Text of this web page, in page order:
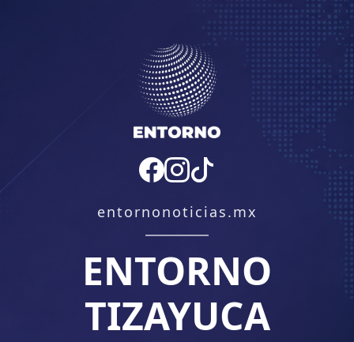
entornonoticias.mx
ENTORNO
TIZAYUCA